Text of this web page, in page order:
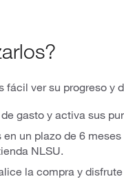
fácil ver su progreso y
gasto y activa sus
un plazo de 6
NLSU.
la compra y